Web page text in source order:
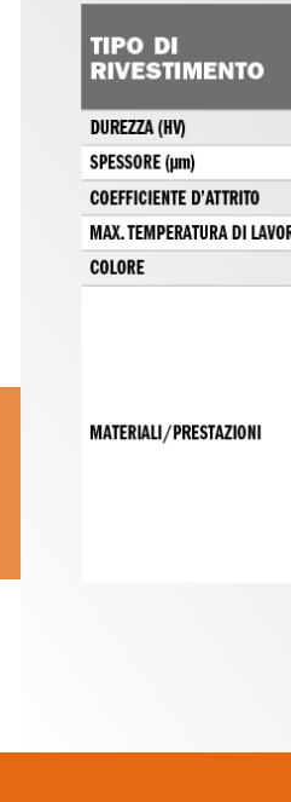
SET DI FRESE PER
ELETTROFRESATRICI